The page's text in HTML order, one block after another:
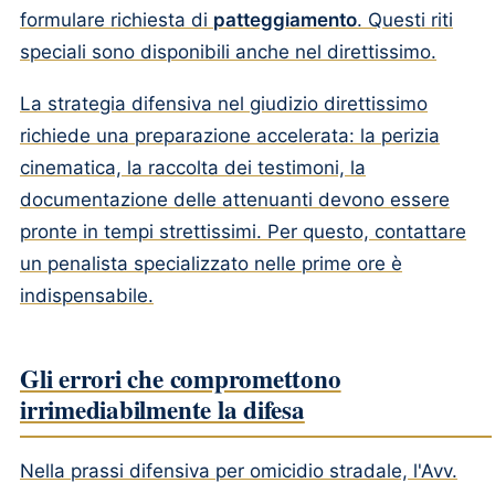
formulare richiesta di patteggiamento. Questi riti
speciali sono disponibili anche nel direttissimo.
La strategia difensiva nel giudizio direttissimo
richiede una preparazione accelerata: la perizia
cinematica, la raccolta dei testimoni, la
documentazione delle attenuanti devono essere
pronte in tempi strettissimi. Per questo, contattare
un penalista specializzato nelle prime ore è
indispensabile.
Gli errori che compromettono
irrimediabilmente la difesa
Nella prassi difensiva per omicidio stradale, l'Avv.